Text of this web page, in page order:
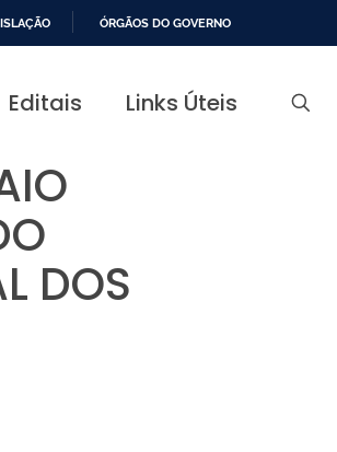
ÓRGÃOS DO GOVERNO
Editais Links Úteis
DOS